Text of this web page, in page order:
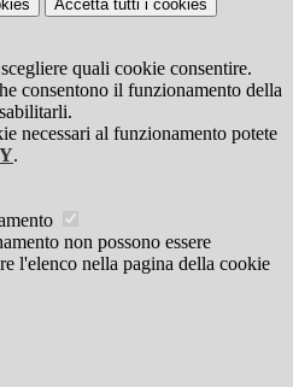
Accetta tutti i cookies
quali cookie consentire.
consentono il funzionamento della
necessari al funzionamento potete
.
non possono essere
l'elenco nella pagina della cookie